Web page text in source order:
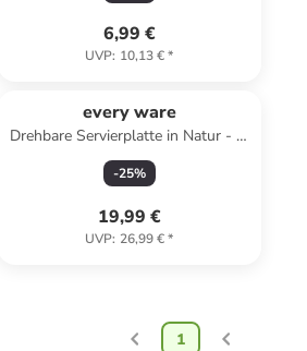
6,99 €
UVP: 10,13 €*
every ware
Drehbare Servierplatte in Natur - Ø
35 cm
-25%
19,99 €
UVP: 26,99 €*
1